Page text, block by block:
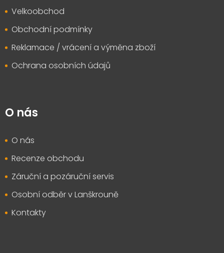
Velkoobchod
Obchodní podmínky
Reklamace / vrácení a výměna zboží
Ochrana osobních údajů
O nás
O nás
Recenze obchodu
Záruční a pozáruční servis
Osobní odběr v Lanškrouně
Kontakty